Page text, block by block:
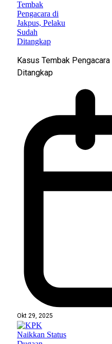
Kasus Tembak
Ditangkap
Okt 29, 2025